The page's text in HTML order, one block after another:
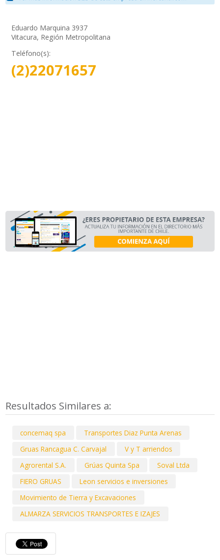
Eduardo Marquina 3937
Vitacura, Región Metropolitana
Teléfono(s):
(2)22071657
Resultados Similares a:
concemaq spa
Transportes Diaz Punta Arenas
Gruas Rancagua C. Carvajal
V y T arriendos
Agrorental S.A.
Grúas Quinta Spa
Soval Ltda
FIERO GRUAS
Leon servicios e inversiones
Movimiento de Tierra y Excavaciones
ALMARZA SERVICIOS TRANSPORTES E IZAJES